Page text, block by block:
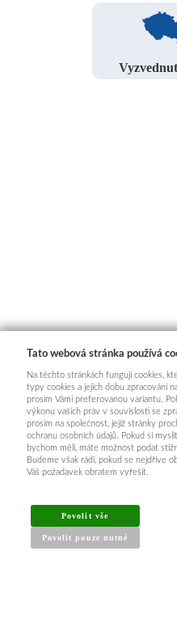
Tato webová stránka používá
Na těchto stránkách fungují cookies,
typy cookies a jejich dobu zpracování
prosím Vámi preferovanou variantu.
výkonu vašich práv v souvislosti se
prosím na společnost, jejíž stránky
ochranu osobních údajů. Pokud si
bychom měli, máte možnost podat
Budeme však rádi, pokud se nejdříve
Váš požadavek obratem vyřešit.
Povolit vše
Povolit pouze nutné